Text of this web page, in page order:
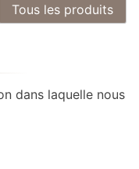
Tous les produits
dans laquelle nous